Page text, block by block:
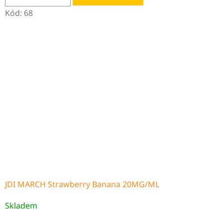
Kód: 68
JDI MARCH Strawberry Banana 20MG/ML
Skladem